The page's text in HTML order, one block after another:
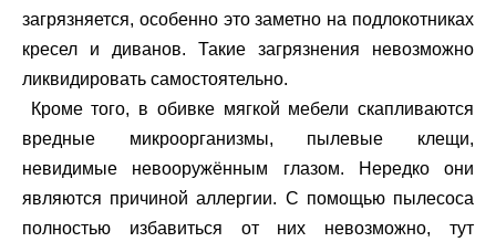
загрязняется, особенно это заметно на подлокотниках
кресел и диванов. Такие загрязнения невозможно
ликвидировать самостоятельно.
Кроме того, в обивке мягкой мебели скапливаются
вредные микроорганизмы, пылевые клещи,
невидимые невооружённым глазом. Нередко они
являются причиной аллергии. С помощью пылесоса
полностью избавиться от них невозможно, тут